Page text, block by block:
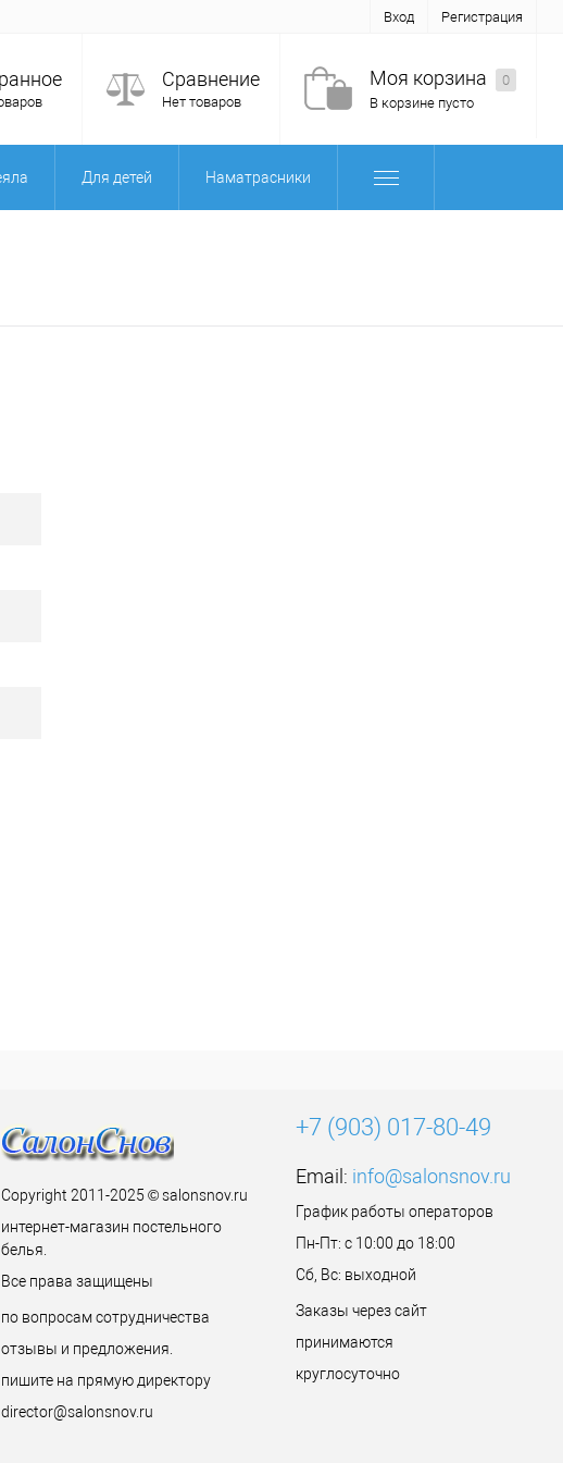
Вход Регистрация
Сравнение
Нет товаров
Моя корзина
0
В корзине пусто
Для детей Наматрасники
Copyright 2011-2025 © salonsnov.ru
интернет-магазин постельного
белья.
Все права защищены
по вопросам сотрудничества
отзывы и предложения.
пишите на прямую директору
director@salonsnov.ru
+7 (903) 017-80-49
Email: info@salonsnov.ru
График работы операторов
Пн-Пт: с 10:00 до 18:00
Сб, Вс: выходной
Заказы через сайт
принимаются
круглосуточно